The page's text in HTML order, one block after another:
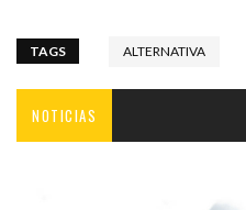
TAGS ALTERNATIVA
NOTICIAS